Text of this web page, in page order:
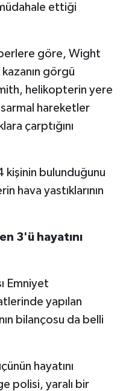
ettiği
göre, Wight
görgü
helikopterin yere
hareketler
çarptığını
bulunduğunu
hava yastıklarının
3'ü hayatını
Emniyet
yapılan
bilançosu da belli
hayatını
polisi, yaralı bir